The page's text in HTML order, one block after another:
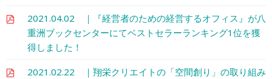
2021.04.02 ｜『経営者のための経営するオフィス』が八
重洲ブックセンターにてベストセラーランキング1位を獲
得しました！
2021.02.22 ｜翔栄クリエイトの「空間創り」の取り組み